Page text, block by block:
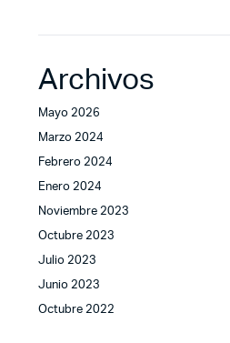
Archivos
Mayo 2026
Marzo 2024
Febrero 2024
Enero 2024
Noviembre 2023
Octubre 2023
Julio 2023
Junio 2023
Octubre 2022